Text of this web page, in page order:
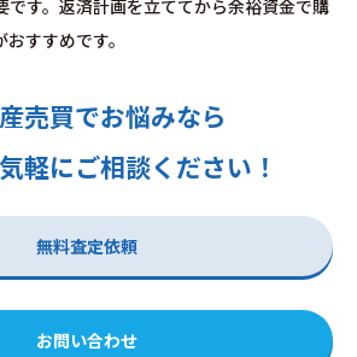
です。返済計画を立ててから余裕資金で購
すすめです。
売買でお悩みなら
軽にご相談ください！
無料査定依頼
お問い合わせ